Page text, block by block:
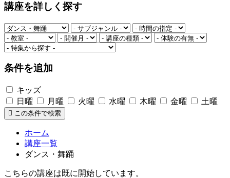
講座を詳しく探す
条件を追加
キッズ
日曜
月曜 火曜 水曜 木曜 金曜 土曜
この条件で検索
ホーム
講座一覧
ダンス・舞踊
こちらの講座は既に開始しています。